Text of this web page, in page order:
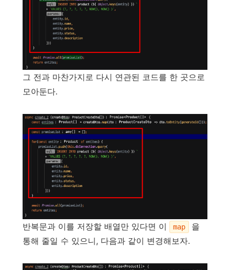
그 전과 마찬가지로 다시 연관된 코드를 한 곳으로
모아둔다.
반복문과 이를 저장할 배열만 있다면 이 map
을
통해 줄일 수 있으니, 다음과 같이 변경해보자.